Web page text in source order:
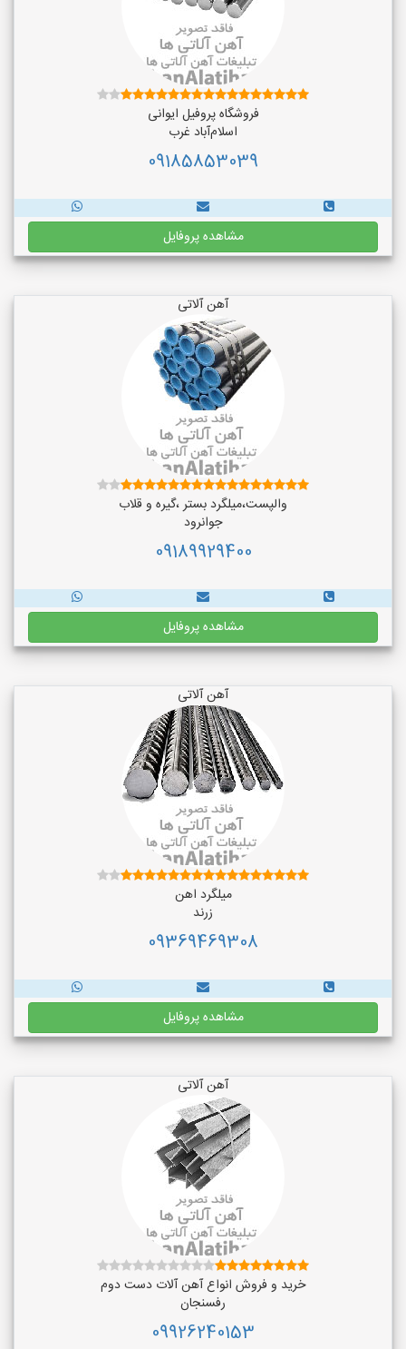
فروشگاه پروفیل ایوانی
اسلام‌آباد غرب
09185853039
مشاهده پروفایل
آهن آلاتی
والپست،میلگرد بستر ،گیره و قلاب
جوانرود
09189929400
مشاهده پروفایل
آهن آلاتی
میلگرد اهن
زرند
09369469308
مشاهده پروفایل
آهن آلاتی
خرید و فروش انواع آهن آلات دست دوم
رفسنجان
09926240153